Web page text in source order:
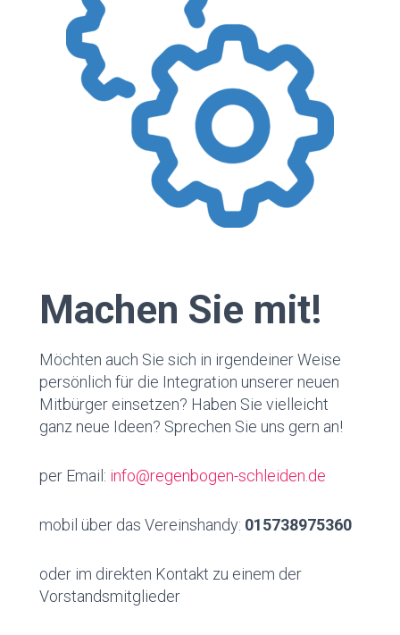
Machen Sie mit!
Möchten auch Sie sich in irgendeiner Weise
persönlich für die Integration unserer neuen
Mitbürger einsetzen? Haben Sie vielleicht
ganz neue Ideen? Sprechen Sie uns gern an!
per Email: info@regenbogen-schleiden.de
mobil über das Vereinshandy: 015738975360
oder im direkten Kontakt zu einem der
Vorstandsmitglieder